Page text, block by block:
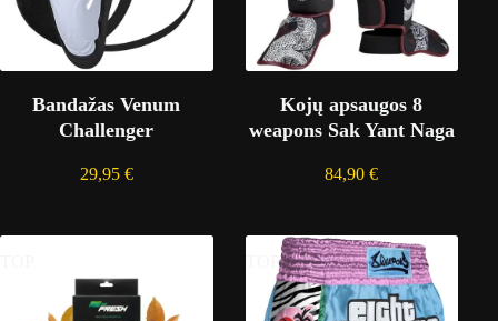
Bandažas Venum
Challenger
29,95 €
Kojų apsaugos 8
weapons Sak Yant Naga
84,90€
TOP